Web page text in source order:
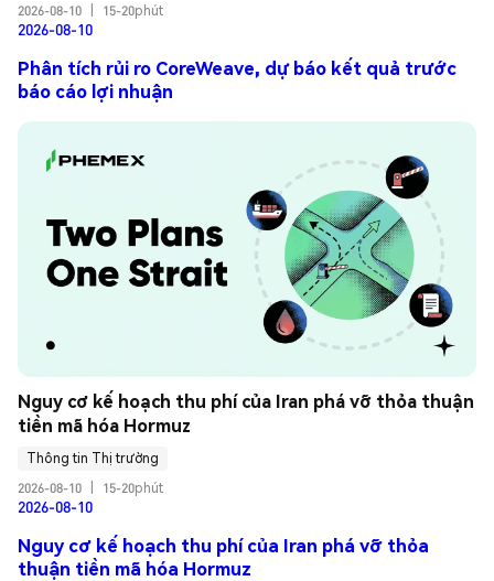
2026-08-10
15-20phút
2026-08-10
Phân tích rủi ro CoreWeave, dự báo kết quả trước
báo cáo lợi nhuận
Nguy cơ kế hoạch thu phí của Iran phá vỡ thỏa thuận
tiền mã hóa Hormuz
Thông tin Thị trường
2026-08-10
15-20phút
2026-08-10
Nguy cơ kế hoạch thu phí của Iran phá vỡ thỏa
thuận tiền mã hóa Hormuz